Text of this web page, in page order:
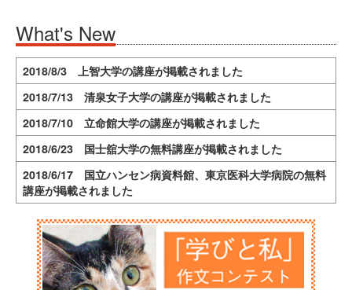
What's New
2018/8/3 上智大学の講座が掲載されました
2018/7/13 清泉女子大学の講座が掲載されました
2018/7/10 立命館大学の講座が掲載されました
2018/6/23 国士舘大学の無料講座が掲載されました
2018/6/17 国立ハンセン病資料館、東京医科大学病院の無料
講座が掲載されました